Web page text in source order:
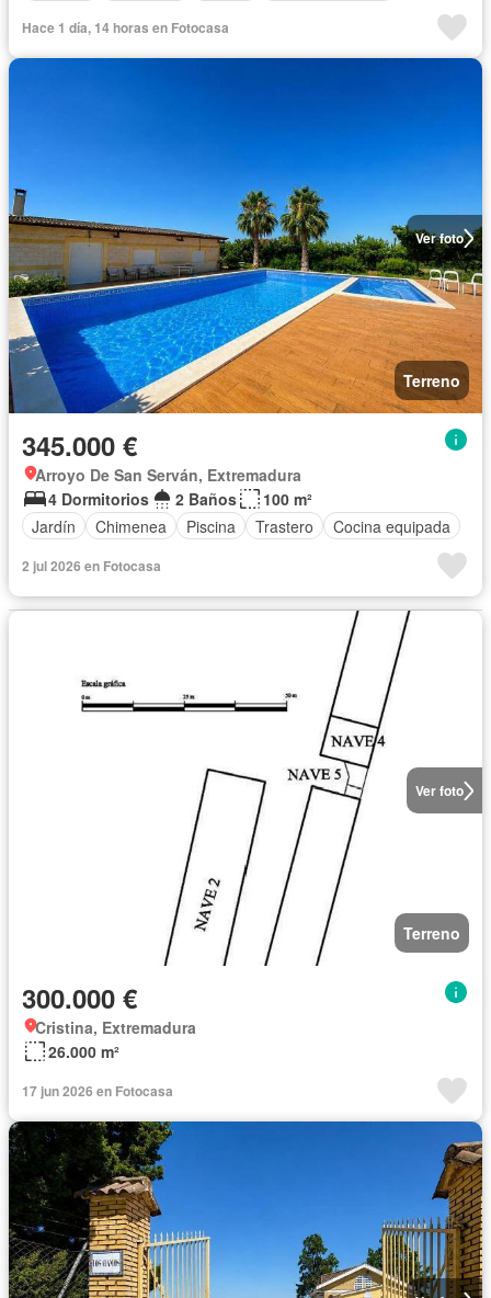
Hace 1 día, 14 horas en Fotocasa
Ver foto
Terreno
345.000 €
Arroyo De San Serván, Extremadura
4 Dormitorios
2 Baños
100 m²
Jardín
Chimenea Piscina Trastero Cocina equipada
2 jul 2026 en Fotocasa
Ver foto
Terreno
300.000 €
Cristina, Extremadura
26.000 m²
17 jun 2026 en Fotocasa